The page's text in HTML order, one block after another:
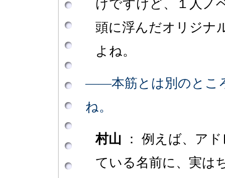
けですけど、１人ノ
頭に浮んだオリジナ
よね。
――本筋とは別のとこ
ね。
村山 ： 例えば、ア
ている名前に、実は